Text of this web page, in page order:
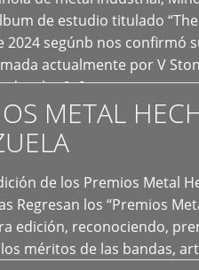
de estudio titulado
2024 segúnb nos confirmó
actualmente por V
a las […]
METAL
de los Premios Metal
Regresan los “Premios
edición, reconociendo,
méritos de las bandas,